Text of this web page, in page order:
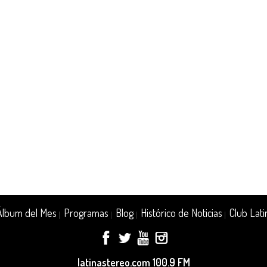
del Mes Programas Blog| Histórico de Noticias Club
latinastereo.com 100.9 FM